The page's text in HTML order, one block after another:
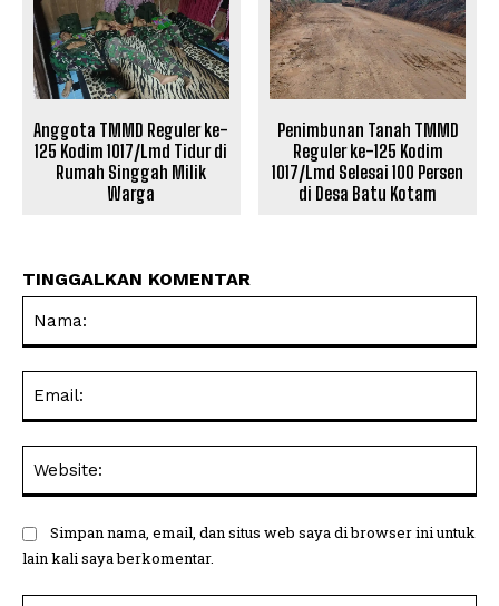
Anggota TMMD Reguler ke-
125 Kodim 1017/Lmd Tidur di
Rumah Singgah Milik
Warga
Penimbunan Tanah TMMD
Reguler ke-125 Kodim
1017/Lmd Selesai 100 Persen
di Desa Batu Kotam
TINGGALKAN KOMENTAR
Simpan nama, email, dan situs web saya di browser ini untuk
lain kali saya berkomentar.